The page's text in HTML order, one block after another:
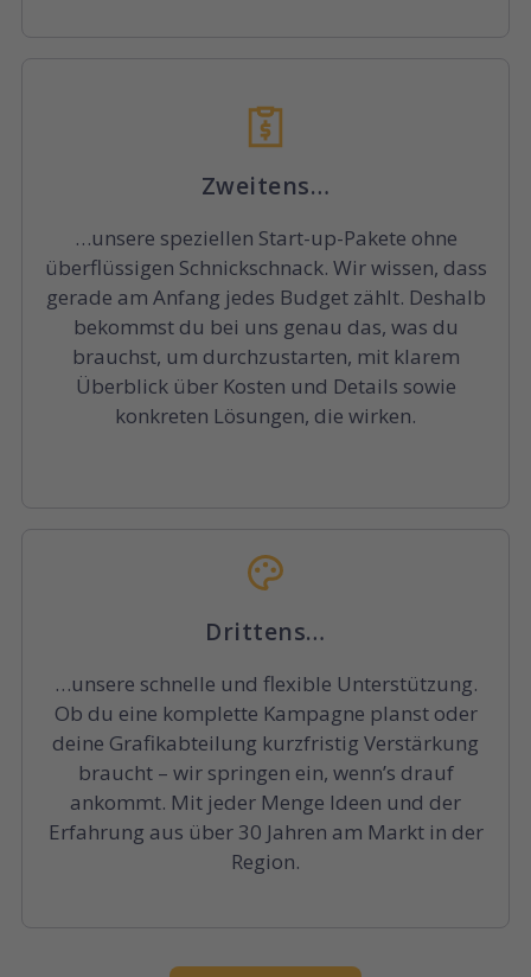
Zweitens…
…unsere speziellen Start-up-Pakete ohne
überflüssigen Schnickschnack. Wir wissen, dass
gerade am Anfang jedes Budget zählt. Deshalb
bekommst du bei uns genau das, was du
brauchst, um durchzustarten, mit klarem
Überblick über Kosten und Details sowie
konkreten Lösungen, die wirken.
Drittens…
…unsere schnelle und flexible Unterstützung.
Ob du eine komplette Kampagne planst oder
deine Grafikabteilung kurzfristig Verstärkung
braucht – wir springen ein, wenn’s drauf
ankommt. Mit jeder Menge Ideen und der
Erfahrung aus über 30 Jahren am Markt in der
Region.